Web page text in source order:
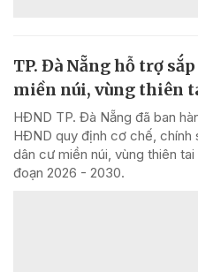
TP. Đà Nẵng hỗ trợ
miền núi, vùng thiên
HĐND TP. Đà Nẵng đã ban
HĐND quy định cơ chế, chính
dân cư miền núi, vùng thiên
đoạn 2026 - 2030.